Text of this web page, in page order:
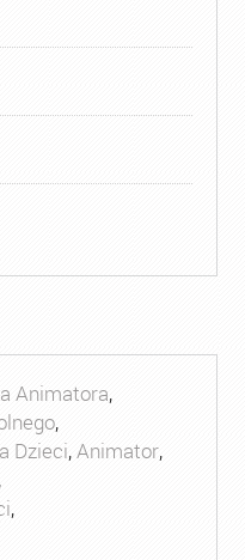
Animatora,
,
Dzieci,Animator,
,